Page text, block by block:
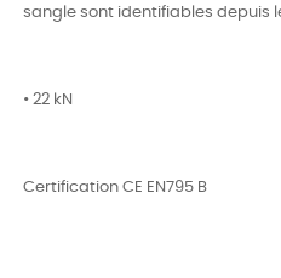
sangle sont identifiables depuis
• 22 kN
Certification CE EN795 B